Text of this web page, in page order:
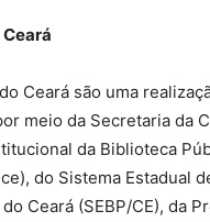
Ceará são uma
meio da Secretaria da
da Biblioteca
do Sistema Estadual
Ceará (SEBP/CE), da